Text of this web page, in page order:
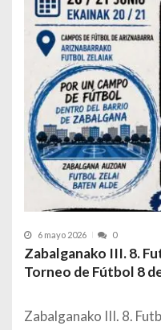
6 mayo 2026 0
Zabalganako III. 8.
Torneo de Fútbol 8
Zabalganako III. 8.